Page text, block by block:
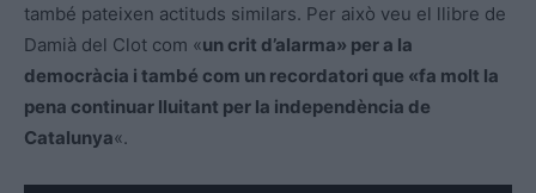
també pateixen actituds similars. Per això veu el llibre de
Damià del Clot com «un crit d’alarma» per a la
democràcia i també com un recordatori que «fa molt la
pena continuar lluitant per la independència de
Catalunya«.